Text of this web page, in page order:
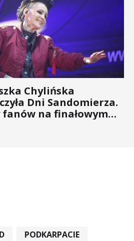
Chylińska
Dni Sandomierza.
fanów na finałowym
PODKARPACIE